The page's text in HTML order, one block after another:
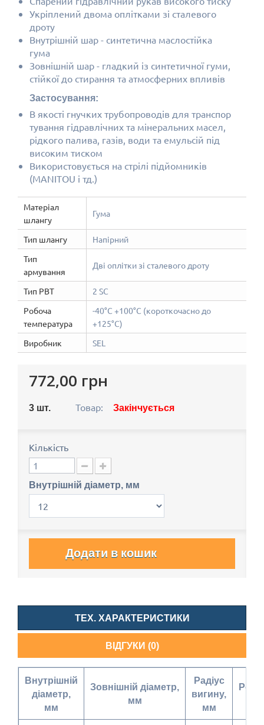
Укріплений двома оплітками зі сталевого
дроту
Внутрішній шар - синтетична маслостійка
гума
Зовнішній шар - гладкий із синтетичної гуми,
стійкої до стирання та атмосферних впливів
Застосування:
В якості гнучких трубопроводів для транспор
тування гідравлічних та мінеральних масел,
рідкого палива, газів, води та емульсій під
високим тиском
Використовується на стрілі підйомників
(MANITOU і тд.)
Матеріал
шлангу
Гума
Тип шлангу
Напірний
Тип
армування
Дві оплітки зі сталевого дроту
Тип РВТ
2 SC
Робоча
температура
-40°C +100°C (короткочасно до
+125°C)
Виробник
SEL
772,00 грн
3 шт. Товар: Закінчується
Кількість
Внутрішній діаметр, мм
Додати в кошик
ТЕХ. ХАРАКТЕРИСТИКИ
ВІДГУКИ (0)
Внутрішній
діаметр,
мм
Зовнішній діаметр,
мм
Радіус
вигину,
мм